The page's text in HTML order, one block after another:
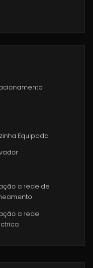
roupeiro, Cozinha
loiça, mais
dupla.
imobiliário
Equipada
a rede de
a rede